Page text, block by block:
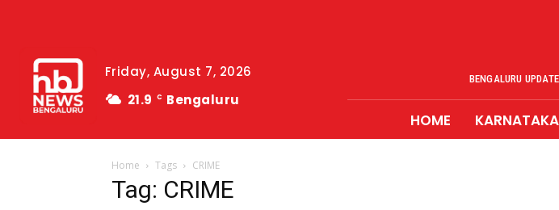
Friday, August 7, 2026
21.9
C Bengaluru
BENGALURU
HOME KARNATAKA
Home Tags CRIME
Tag: CRIME